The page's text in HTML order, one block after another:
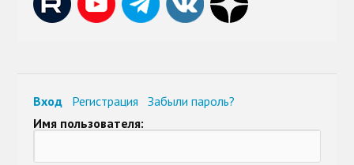
Вход Регистрация
Забыли пароль?
Имя пользователя: